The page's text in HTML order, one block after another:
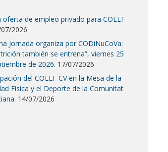
oferta de empleo privado para COLEF
2026
Jornada organiza por CODiNuCoVa:
también se entrena”, viernes 25
de 2026. 17/07/2026
del COLEF CV en la Mesa de la
Física y el Deporte de la Comunitat
14/07/2026